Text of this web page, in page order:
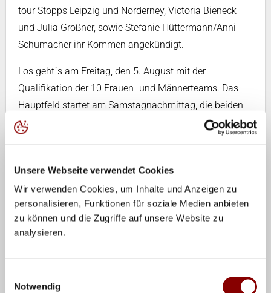
Unsere Webseite verwendet Cookies
Wir verwenden Cookies, um Inhalte und Anzeigen zu
personalisieren, Funktionen für soziale Medien anbieten
zu können und die Zugriffe auf unsere Website zu
analysieren.
Notwendig
tour Stopps Leipzig und Norderney, Victoria Bieneck
und Julia Großner, sowie Stefanie Hüttermann/Anni
Schumacher ihr Kommen angekündigt.
Los geht´s am Freitag, den 5. August mit der
Qualifikation der 10 Frauen- und Männerteams. Das
Hauptfeld startet am Samstagnachmittag, die beiden
Finals finden am Sonntagnachmittag statt. Für
gehen die Neuseeländer Ben und Samuel O´Dea in der
Qualifikation an den Start.
Roadsign Charity Aktion: Spendensammlung durch
Aufschlagmessung für mobile Kinderkrankenpflege
auf dem Gelände des Seaside Beach Baldeney ganz im